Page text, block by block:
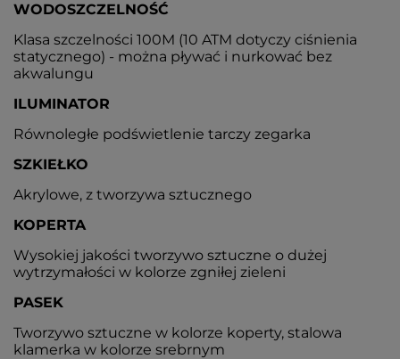
WODOSZCZELNOŚĆ
Klasa szczelności 100M (10 ATM dotyczy ciśnienia
statycznego) - można pływać i nurkować bez
akwalungu
ILUMINATOR
Równoległe podświetlenie tarczy zegarka
SZKIEŁKO
Akrylowe, z tworzywa sztucznego
KOPERTA
Wysokiej jakości tworzywo sztuczne o dużej
wytrzymałości w kolorze zgniłej zieleni
PASEK
Tworzywo sztuczne w kolorze koperty, stalowa
klamerka w kolorze srebrnym